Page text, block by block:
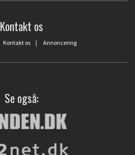
Kontakt os
Kontakt os | Annoncering
Se også: